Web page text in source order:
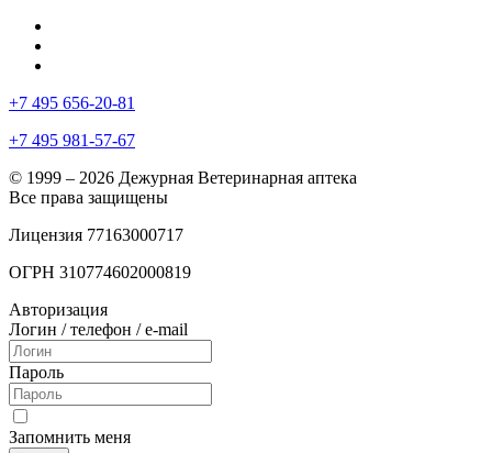
+7 495 656-20-81
+7 495 981-57-67
© 1999 – 2026 Дежурная Ветеринарная аптека
Все права защищены
Лицензия 77163000717
ОГРН 310774602000819
Авторизация
Логин / телефон / e-mail
Пароль
Запомнить меня